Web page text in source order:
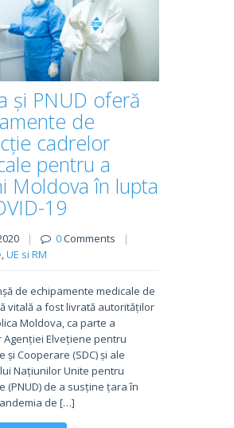
și PNUD oferă
de
cadrelor
pentru a
Moldova în lupta
19
| 0Comments
|
,UE si RM
de echipamente medicale de
vitală a fost livrată autorităților
Moldova, ca parte a
Elvețiene pentru
și Cooperare (SDC) și ale
Națiunilor Unite pentru
(PNUD) de a susține țara în
de […]